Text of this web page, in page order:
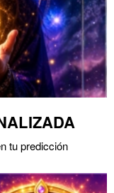
tu predicción